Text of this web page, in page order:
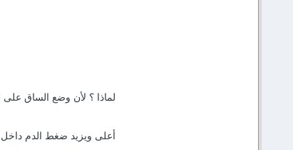
لماذا ؟ لأن وضع الساق
أعلى ويزيد ضغط الدم